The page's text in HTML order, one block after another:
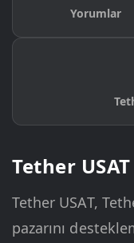
Yorumlar
Tether
Tether USAT,
pazarını